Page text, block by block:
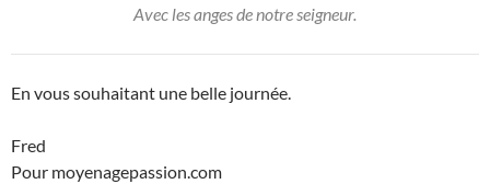
Avec les anges de notre seigneur.
En vous souhaitant une belle journée.
Fred
Pour moyenagepassion.com